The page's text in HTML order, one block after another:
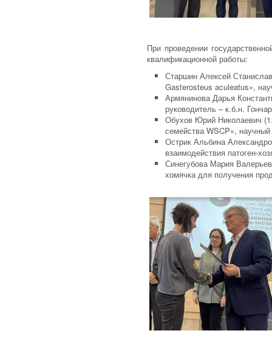
При проведении
квалификационной работы:
Старшин Алексей
Gasterosteus aculeatus»,
Армянинова Дарья
руководитель – к.б.н.
Обухов Юрий Николаевич
семейства WSCP»,
Острик Альбина
взаимодействия патоген-
Синегубова Мария
хомячка для получения